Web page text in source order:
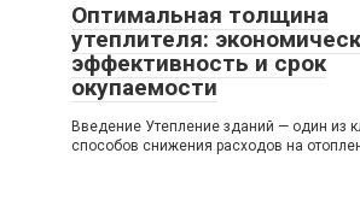
Оптимальная толщина
утеплителя:
эффективность и срок
окупаемости
Введение Утепление зданий — один из
способов снижения расходов на